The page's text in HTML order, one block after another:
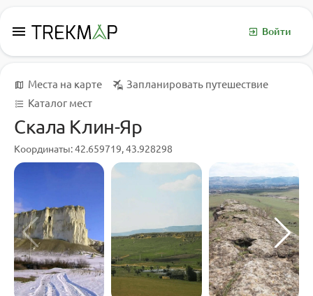
menu Войти
Места на карте
Запланировать путешествие
Каталог мест
Скала Клин-Яр
Координаты: 42.659719, 43.928298